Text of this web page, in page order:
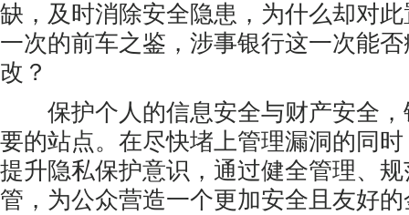
缺，及时消除安全隐患，为什么却对
一次的前车之鉴，涉事银行这一次能
改？
保护个人的信息安全与财产安全，
要的站点。在尽快堵上管理漏洞的同
提升隐私保护意识，通过健全管理、
管，为公众营造一个更加安全且友好